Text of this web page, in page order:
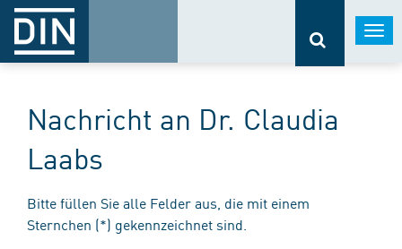
Nachricht an Dr. Claudia
Laabs
Bitte füllen Sie alle Felder aus, die mit einem
Sternchen (*) gekennzeichnet sind.